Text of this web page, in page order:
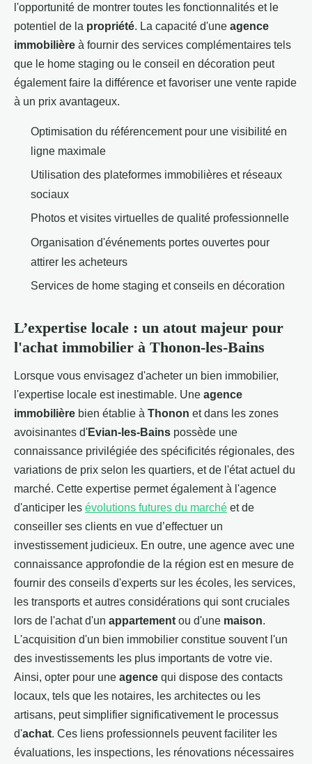
l'opportunité de montrer toutes les fonctionnalités et le
potentiel de la propriété. La capacité d'une agence
immobilière à fournir des services complémentaires tels
que le home staging ou le conseil en décoration peut
également faire la différence et favoriser une vente rapide
à un prix avantageux.
Optimisation du référencement pour une visibilité en
ligne maximale
Utilisation des plateformes immobilières et réseaux
sociaux
Photos et visites virtuelles de qualité professionnelle
Organisation d'événements portes ouvertes pour
attirer les acheteurs
Services de home staging et conseils en décoration
L’expertise locale : un atout majeur pour
l'achat immobilier à Thonon-les-Bains
Lorsque vous envisagez d'acheter un bien immobilier,
l'expertise locale est inestimable. Une agence
immobilière bien établie à Thonon et dans les zones
avoisinantes d'Evian-les-Bains possède une
connaissance privilégiée des spécificités régionales, des
variations de prix selon les quartiers, et de l'état actuel du
marché. Cette expertise permet également à l'agence
d'anticiper les évolutions futures du marché et de
conseiller ses clients en vue d’effectuer un
investissement judicieux. En outre, une agence avec une
connaissance approfondie de la région est en mesure de
fournir des conseils d'experts sur les écoles, les services,
les transports et autres considérations qui sont cruciales
lors de l'achat d'un appartement ou d'une maison.
L'acquisition d'un bien immobilier constitue souvent l'un
des investissements les plus importants de votre vie.
Ainsi, opter pour une agence qui dispose des contacts
locaux, tels que les notaires, les architectes ou les
artisans, peut simplifier significativement le processus
d'achat. Ces liens professionnels peuvent faciliter les
évaluations, les inspections, les rénovations nécessaires